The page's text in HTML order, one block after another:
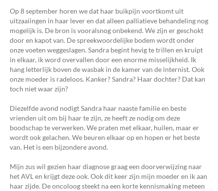
Op 8 september horen we dat haar buikpijn voortkomt uit
uitzaaiingen in haar lever en dat alleen palliatieve behandeling nog
mogelijk is. De bron is vooralsnog onbekend. We zijn er geschokt
door en kapot van. De spreekwoordelijke bodem wordt onder
onze voeten weggeslagen. Sandra begint hevig te trillen en kruipt
in elkaar, ik word overvallen door een enorme misselijkheid. Ik
hang letterlijk boven de wasbak in de kamer van de internist. Ook
onze moeder is radeloos. Kanker? Sandra? Haar dochter? Dat kan
toch niet waar zijn?
Diezelfde avond nodigt Sandra haar naaste familie en beste
vrienden uit om bij haar te zijn, ze heeft ze nodig om deze
boodschap te verwerken. We praten met elkaar, huilen, maar er
wordt ook gelachen. We beuren elkaar op en hopen er het beste
van. Het is een bijzondere avond.
Mijn zus wil gezien haar diagnose graag een doorverwijzing naar
het AVL en krijgt deze ook. Ook dit keer zijn mijn moeder en ik aan
haar zijde. De oncoloog steekt na een korte kennismaking meteen